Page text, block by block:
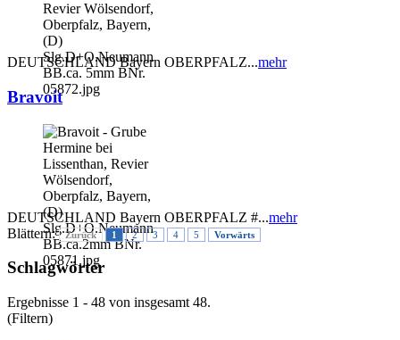
DEUTSCHLAND Bayern OBERPFALZ...mehr
Bravoit
DEUTSCHLAND Bayern OBERPFALZ #...mehr
Blättern: Zurück 1 2 3 4 5 Vorwärts
Schlagwörter
Ergebnisse 1 - 48 von insgesamt 48.
(Filtern)